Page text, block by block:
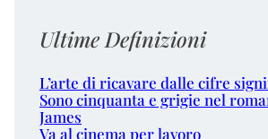
Ultime Definizioni
L’arte di ricavare dalle cifre
Sono cinquanta e grigie nel
James
Va al cinema per lavoro